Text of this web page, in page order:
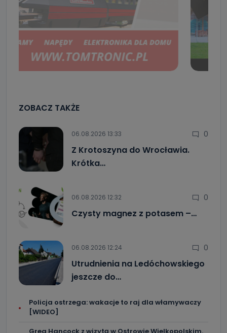
ZOBACZ TAKŻE
06.08.2026 13:33 0
Z Krotoszyna do Wrocławia.
Krótka…
06.08.2026 12:32 0
Czysty magnez z potasem –…
06.08.2026 12:24 0
Utrudnienia na Ledóchowskiego
jeszcze do…
Policja ostrzega: wakacje to raj dla włamywaczy
[WIDEO]